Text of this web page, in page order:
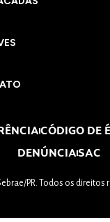
CÓDIGO DE
DENÚNCIASAC
PR. Todos os direitos